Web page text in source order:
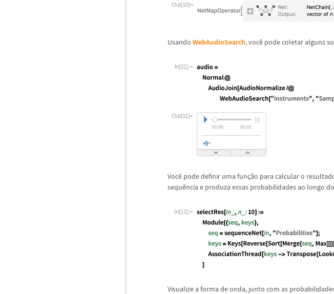
Out[10]=
Usando WebAudioSearch, você pode coletar alguns
In[11]:=
Out[11]=
Você pode definir uma função para calcular o
sequência e produza essas probabilidades ao longo
In[12]:=
Visualize a forma de onda, junto com as